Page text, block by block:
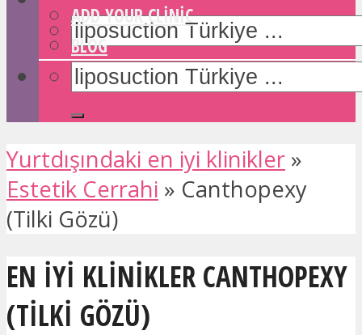
ADD YOUR CLINIC
BLOG
Yurtdışındaki en iyi klinikler »
Estetik Cerrahi » Canthopexy
(Tilki Gözü)
EN IYI KLINIKLER CANTHOPEXY
(TILKI GÖZÜ)